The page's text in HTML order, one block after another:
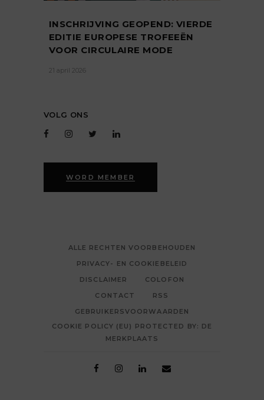
INSCHRIJVING GEOPEND: VIERDE
EDITIE EUROPESE TROFEEËN
VOOR CIRCULAIRE MODE
21 april 2026
VOLG ONS
WORD MEMBER
ALLE RECHTEN VOORBEHOUDEN
PRIVACY- EN COOKIEBELEID
DISCLAIMER
COLOFON
CONTACT
RSS
GEBRUIKERSVOORWAARDEN
COOKIE POLICY (EU) PROTECTED BY: DE
MERKPLAATS